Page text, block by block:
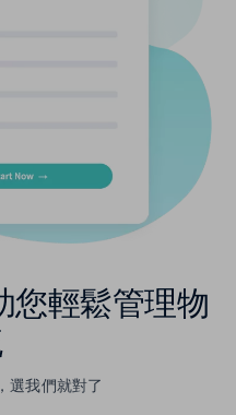
您輕鬆管理物
選我們就對了